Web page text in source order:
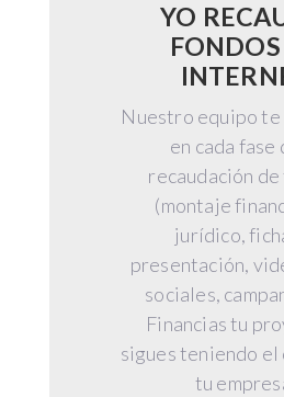
YO
FONDOS
Nuestro equipo te
en cada fase
recaudación
(montaje
jurídico,
presentación,
sociales,
Financias tu
sigues teniendo
tu